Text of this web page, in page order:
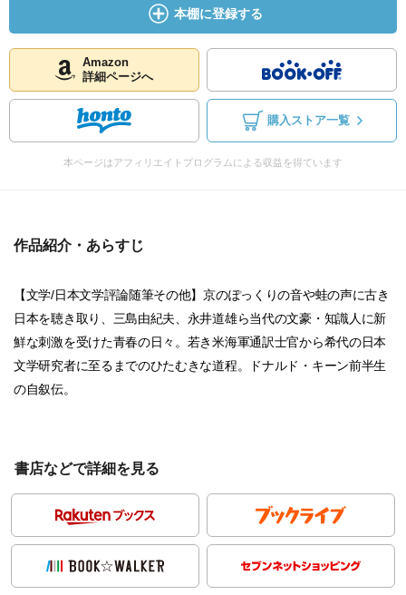
本棚に登録する
Amazon
詳細ページへ
購入ストア一覧
本ページはアフィリエイトプログラムによる収益を得ています
作品紹介・あらすじ
【文学/日本文学評論随筆その他】京のぽっくりの音や蛙の声に古き
日本を聴き取り、三島由紀夫、永井道雄ら当代の文豪・知識人に新
鮮な刺激を受けた青春の日々。若き米海軍通訳士官から希代の日本
文学研究者に至るまでのひたむきな道程。ドナルド・キーン前半生
の自叙伝。
書店などで詳細を見る